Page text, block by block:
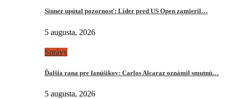
Sinner upútal pozornosť: Líder pred US Open zamieril…
5 augusta, 2026
Správy
Ďalšia rana pre fanúšikov: Carlos Alcaraz oznámil smutnú…
5 augusta, 2026